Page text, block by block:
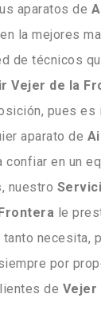
aparatos de
la mejores
de técnicos
Vejer de la
pues es
aparato de
confiar en un
, nuestro
le
tanto necesita,
por
de Vejer